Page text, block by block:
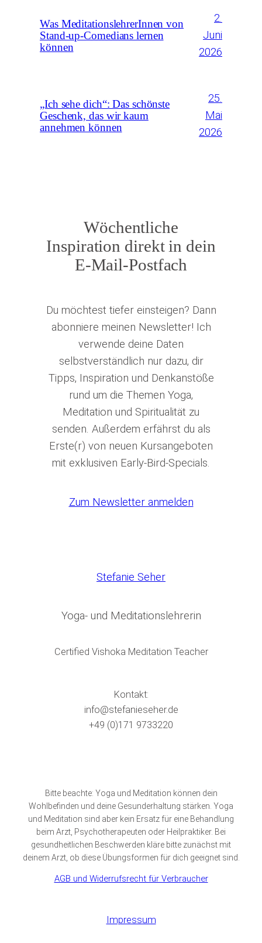
Was MeditationslehrerInnen von
Stand-up-Comedians lernen
können
2.
Juni
2026
„Ich sehe dich“: Das schönste
Geschenk, das wir kaum
annehmen können
25.
Mai
2026
Wöchentliche
Inspiration direkt in dein
E-Mail-Postfach
Du möchtest tiefer einsteigen? Dann
abonniere meinen Newsletter! Ich
verwende deine Daten
selbstverständlich nur dazu, dir
Tipps, Inspiration und Denkanstöße
rund um die Themen Yoga,
Meditation und Spiritualität zu
senden. Außerdem erfährst du als
Erste(r) von neuen Kursangeboten
mit exklusiven Early-Bird-Specials.
Zum Newsletter anmelden
Stefanie Seher
Yoga- und Meditationslehrerin
Certified Vishoka Meditation Teacher
Kontakt:
info@stefanieseher.de
+49 (0)171 9733220
Bitte beachte: Yoga und Meditation können dein
Wohlbefinden und deine Gesunderhaltung stärken. Yoga
und Meditation sind aber kein Ersatz für eine Behandlung
beim Arzt, Psychotherapeuten oder Heilpraktiker. Bei
gesundheitlichen Beschwerden kläre bitte zunächst mit
deinem Arzt, ob diese Übungsformen für dich geeignet sind.
AGB und Widerrufsrecht für Verbraucher
Impressum